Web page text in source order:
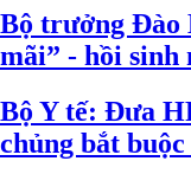
Bộ trưởng Đào
mãi” - hồi sinh
Bộ Y tế: Đưa
chủng bắt